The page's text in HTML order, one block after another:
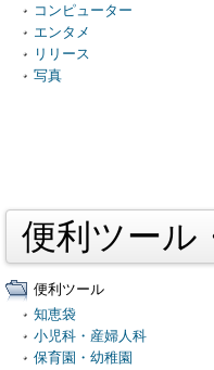
コンピューター
エンタメ
リリース
写真
便利ツール
便利ツール
知恵袋
小児科・産婦人科
保育園・幼稚園